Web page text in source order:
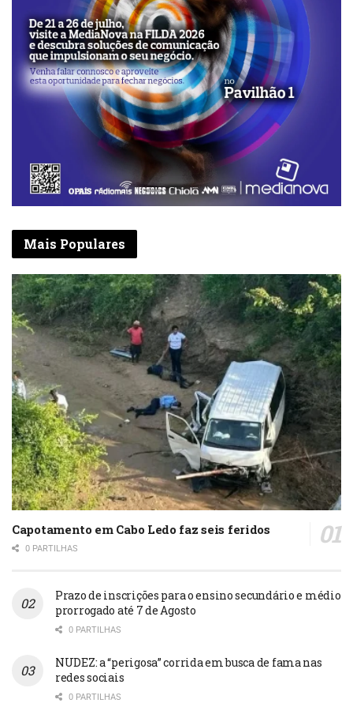
Mais Populares
Capotamento em Cabo Ledo faz seis feridos
0 PARTILHAS
Prazo de inscrições para o ensino secundário e médio
prorrogado até 7 de Agosto
0 PARTILHAS
NUDEZ: a “perigosa” corrida em busca de fama nas
redes sociais
0 PARTILHAS